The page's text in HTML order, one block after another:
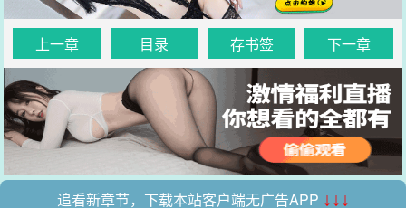
上一章 目录 存书签 下一章
追看新章节，下载本站客户端无广告APP ↓↓↓